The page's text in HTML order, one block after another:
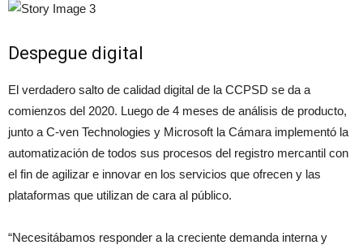
Despegue digital
El verdadero salto de calidad digital de la CCPSD se da a
comienzos del 2020. Luego de 4 meses de análisis de producto,
junto a C-ven Technologies y Microsoft la Cámara implementó la
automatización de todos sus procesos del registro mercantil con
el fin de agilizar e innovar en los servicios que ofrecen y las
plataformas que utilizan de cara al público.
“Necesitábamos responder a la creciente demanda interna y